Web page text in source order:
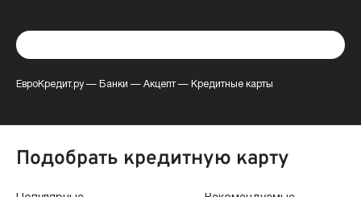
ЕвроКредит.ру— Банки — Акцепт— Кредитные карты
Подобрать кредитную карту